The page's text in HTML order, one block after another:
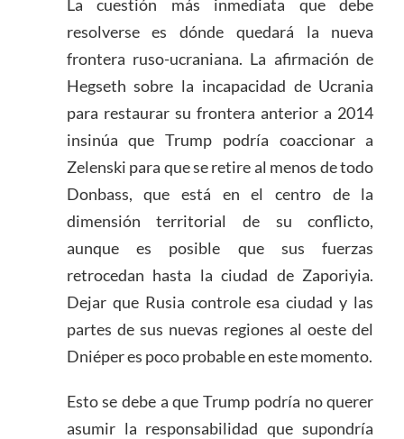
La cuestión más inmediata que debe
resolverse es dónde quedará la nueva
frontera ruso-ucraniana. La afirmación de
Hegseth sobre la incapacidad de Ucrania
para restaurar su frontera anterior a 2014
insinúa que Trump podría coaccionar a
Zelenski para que se retire al menos de todo
Donbass, que está en el centro de la
dimensión territorial de su conflicto,
aunque es posible que sus fuerzas
retrocedan hasta la ciudad de Zaporiyia.
Dejar que Rusia controle esa ciudad y las
partes de sus nuevas regiones al oeste del
Dniéper es poco probable en este momento.
Esto se debe a que Trump podría no querer
asumir la responsabilidad que supondría